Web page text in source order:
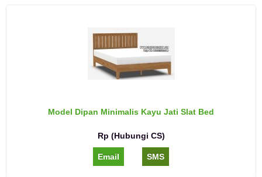
Model Dipan Minimalis Kayu Jati Slat Bed
Rp (Hubungi CS)
Email SMS